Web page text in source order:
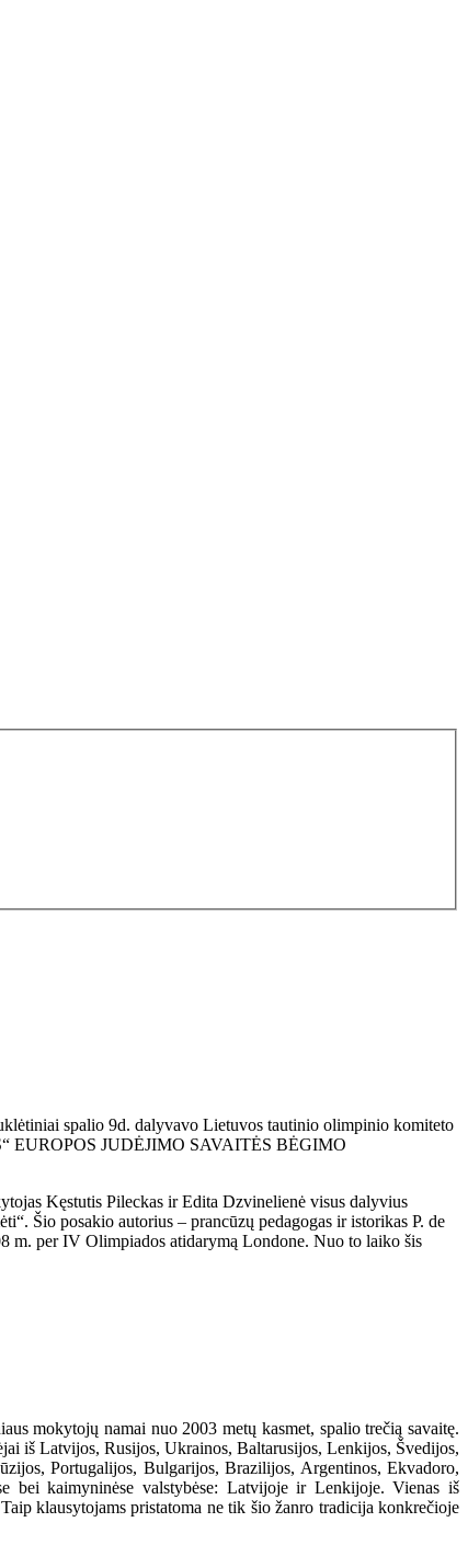
spalio 9d. dalyvavo Lietuvos tautinio olimpinio komiteto
EUROPOS JUDĖJIMO SAVAITĖS BĖGIMO
Kęstutis Pileckas ir Edita Dzvinelienė visus dalyvius
Šio posakio autorius – prancūzų pedagogas ir istorikas P. de
m. per IV Olimpiados atidarymą Londone. Nuo to laiko šis
mokytojų namai nuo 2003 metų kasmet, spalio trečią savaitę.
iš Latvijos, Rusijos, Ukrainos, Baltarusijos, Lenkijos, Švedijos,
Portugalijos, Bulgarijos, Brazilijos, Argentinos, Ekvadoro,
bei kaimyninėse valstybėse: Latvijoje ir Lenkijoje. Vienas iš
klausytojams pristatoma ne tik šio žanro tradicija konkrečioje